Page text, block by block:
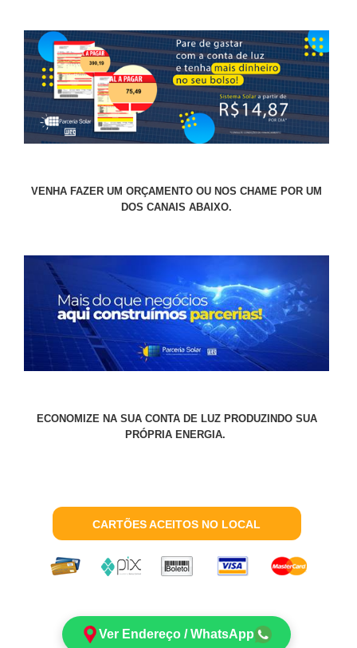
VENHA FAZER UM ORÇAMENTO OU NOS CHAME POR UM
DOS CANAIS ABAIXO.
ECONOMIZE NA SUA CONTA DE LUZ PRODUZINDO SUA
PRÓPRIA ENERGIA.
CARTÕES ACEITOS NO LOCAL
Ver Endereço / WhatsApp